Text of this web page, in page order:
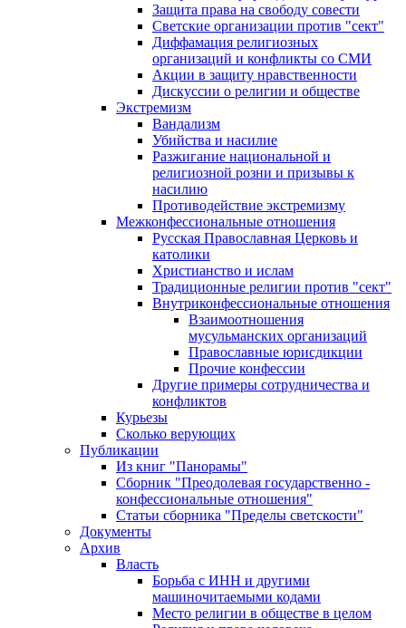
Защита права на свободу совести
Светские организации против "сект"
Диффамация религиозных
организаций и конфликты со СМИ
Акции в защиту нравственности
Дискуссии о религии и обществе
Экстремизм
Вандализм
Убийства и насилие
Разжигание национальной и
религиозной розни и призывы к
насилию
Противодействие экстремизму
Межконфессиональные отношения
Русская Православная Церковь и
католики
Христианство и ислам
Традиционные религии против "сект"
Внутриконфессиональные отношения
Взаимоотношения
мусульманских организаций
Православные юрисдикции
Прочие конфессии
Другие примеры сотрудничества и
конфликтов
Курьезы
Сколько верующих
Публикации
Из книг "Панорамы"
Сборник "Преодолевая государственно -
конфессиональные отношения"
Статьи сборника "Пределы светскости"
Документы
Архив
Власть
Борьба с ИНН и другими
машиночитаемыми кодами
Место религии в обществе в целом